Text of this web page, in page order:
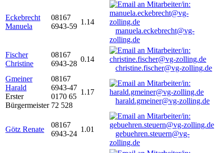
Eckebrecht
Manuela
08167
6943-59
1.14
manuela.eckebrecht@vg-
zolling.de
Fischer
Christine
08167
6943-28
0.14
christine.fischer@vg-zolling.de
Gmeiner
Harald
Erster
Bürgermeister
08167
6943-47
0170 65
72 528
1.17
harald.gmeiner@vg-zolling.de
Götz Renate
08167
6943-24
1.01
gebuehren.steuern@vg-
zolling.de